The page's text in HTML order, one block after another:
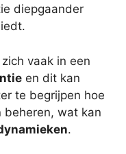
diepgaander
vaak in een
en dit kan
te begrijpen hoe
beheren, wat kan
.